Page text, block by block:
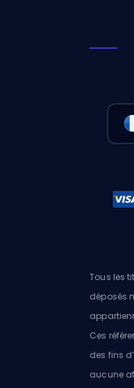
Tous les
déposés
Ces
des fins
aucune